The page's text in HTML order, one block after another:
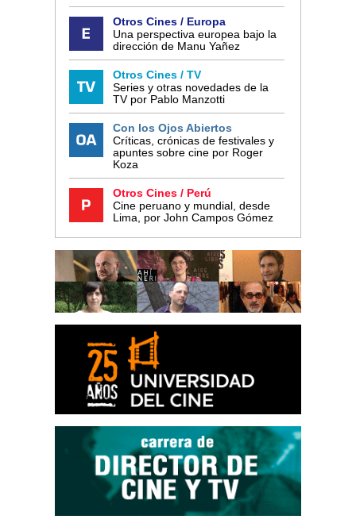
Otros Cines / Europa
Una perspectiva europea bajo la
dirección de Manu Yañez
Otros Cines / TV
Series y otras novedades de la
TV por Pablo Manzotti
Con los Ojos Abiertos
Críticas, crónicas de festivales y
apuntes sobre cine por Roger
Koza
Otros Cines / Perú
Cine peruano y mundial, desde
Lima, por John Campos Gómez